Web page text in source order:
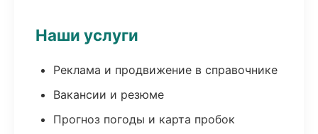
Наши услуги
Реклама и продвижение в справочнике
Вакансии и резюме
Прогноз погоды и карта пробок